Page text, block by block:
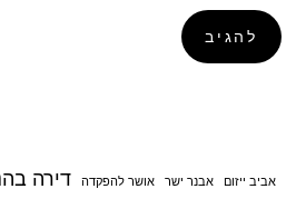
אביב ייזום אבנר ישר אושר להפקדה דירה